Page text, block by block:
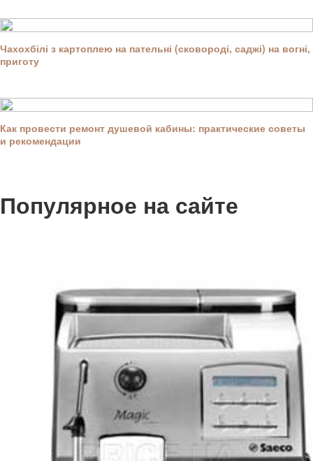
Чахохбілі з картоплею на пательні (сковороді, саджі) на вогні,
приготу
Как провести ремонт душевой кабины: практические советы
и рекомендации
Популярное на сайте